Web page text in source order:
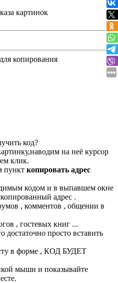
картинок
копирования
код?
на неё курсор
клик.
пункт копировать адрес
кодом и в выпавшем окне
адрес .
, комментов , общении в
, гостевых книг ...
достаточно просто вставить
в форме , КОД БУДЕТ
мыши и показывайте